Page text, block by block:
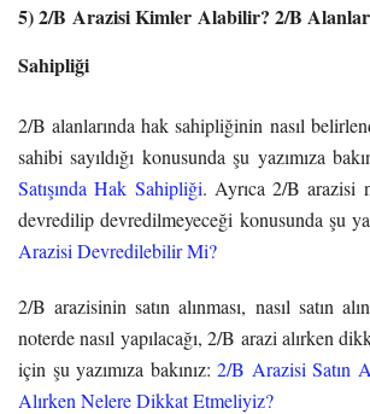
5) 2/B Arazisi Kimler Alabilir? 2/B
Sahipliği
2/B alanlarında hak sahipliğinin nasıl
sahibi sayıldığı konusunda şu yazımıza
Satışında Hak Sahipliği. Ayrıca 2/B arazisi
devredilip devredilmeyeceği konusunda şu
Arazisi Devredilebilir Mi?
2/B arazisinin satın alınması, nasıl satın
noterde nasıl yapılacağı, 2/B arazi alırken
için şu yazımıza bakınız: 2/B Arazisi Satın
Alırken Nelere Dikkat Etmeliyiz?